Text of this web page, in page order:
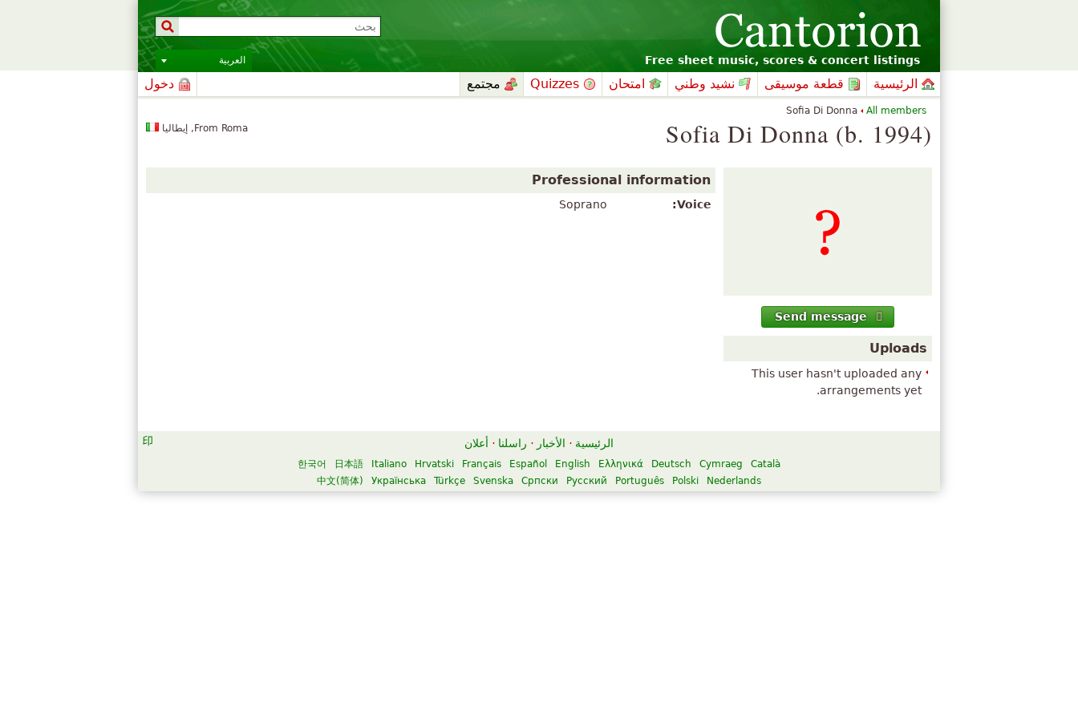
Free sheet music, scores & concert listings العربية
الرئيسية قطعة موسيقى نشيد وطني امتحان Quizzes مجتمع دخول
From Roma, إيطاليا Sofia Di Donna (b. 1994)
Send message
Uploads
This user hasn't uploaded any
arrangements yet.
Professional information
Voice:
Soprano
All members
Sofia Di Donna
الرئيسية · الأخبار · راسلنا · أعلان
Català
Cymraeg
Deutsch
Ελληνικά
English
Español
Français
Hrvatski
Italiano
日本語
한국어
Nederlands
Polski
Português
Русский
Српски
Svenska
Türkçe
Українська
中文(简体)